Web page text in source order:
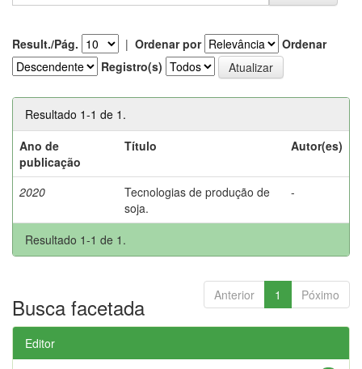
Result./Pág. | Ordenar por
Ordenar
Registro(s)
Resultado 1-1 de 1.
Ano de
publicação
Título Autor(es)
2020
Tecnologias de produção de
soja.
-
Resultado 1-1 de 1.
Anterior 1 Póximo
Busca facetada
Editor